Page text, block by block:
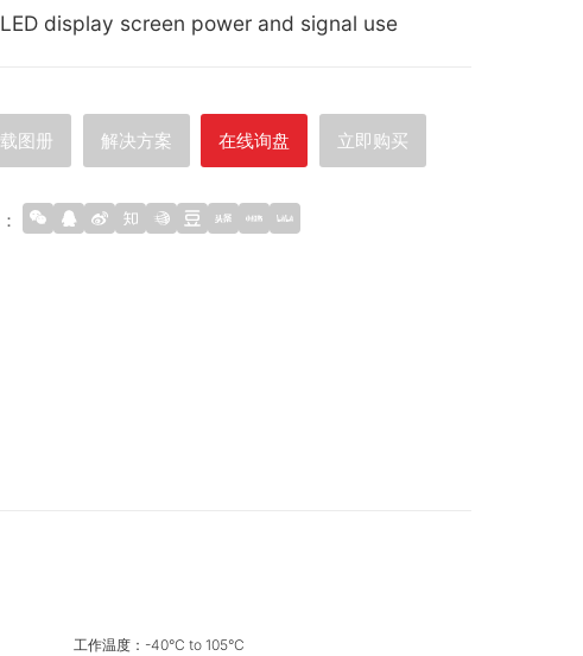
display screen power and signal use
图册 解决方案 在线询盘 立即购买
工作温度：-40°C to 105°C